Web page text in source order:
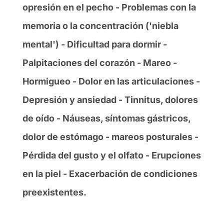
opresión en el pecho - Problemas con la
memoria o la concentración ('niebla
mental') - Dificultad para dormir -
Palpitaciones del corazón - Mareo -
Hormigueo - Dolor en las articulaciones -
Depresión y ansiedad - Tinnitus, dolores
de oído - Náuseas, síntomas gástricos,
dolor de estómago - mareos posturales -
Pérdida del gusto y el olfato - Erupciones
en la piel - Exacerbación de condiciones
preexistentes.